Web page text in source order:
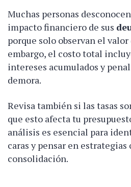
Muchas personas
impacto financiero de sus
porque solo observan el
embargo, el costo total
intereses acumulados y
demora.
Revisa también si las tasas
que esto afecta tu
análisis es esencial para
caras y pensar en estrategias
consolidación.